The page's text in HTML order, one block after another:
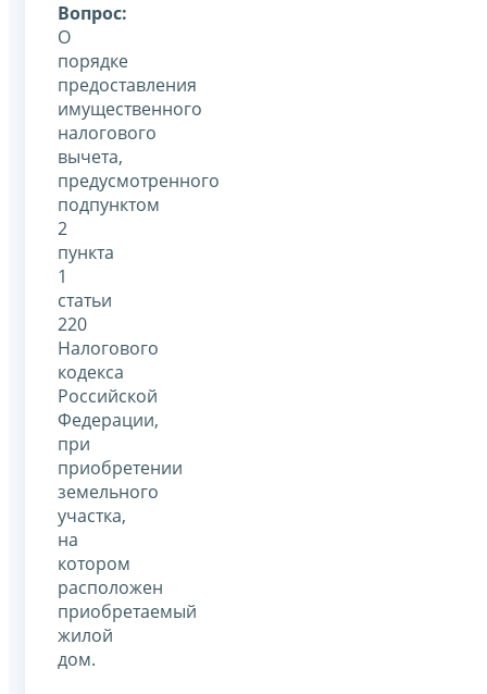
Вопрос:
О
порядке
предоставления
имущественного
налогового
вычета,
предусмотренного
подпунктом
2
пункта
1
статьи
220
Налогового
кодекса
Российской
Федерации,
при
приобретении
земельного
участка,
на
котором
расположен
приобретаемый
жилой
дом.